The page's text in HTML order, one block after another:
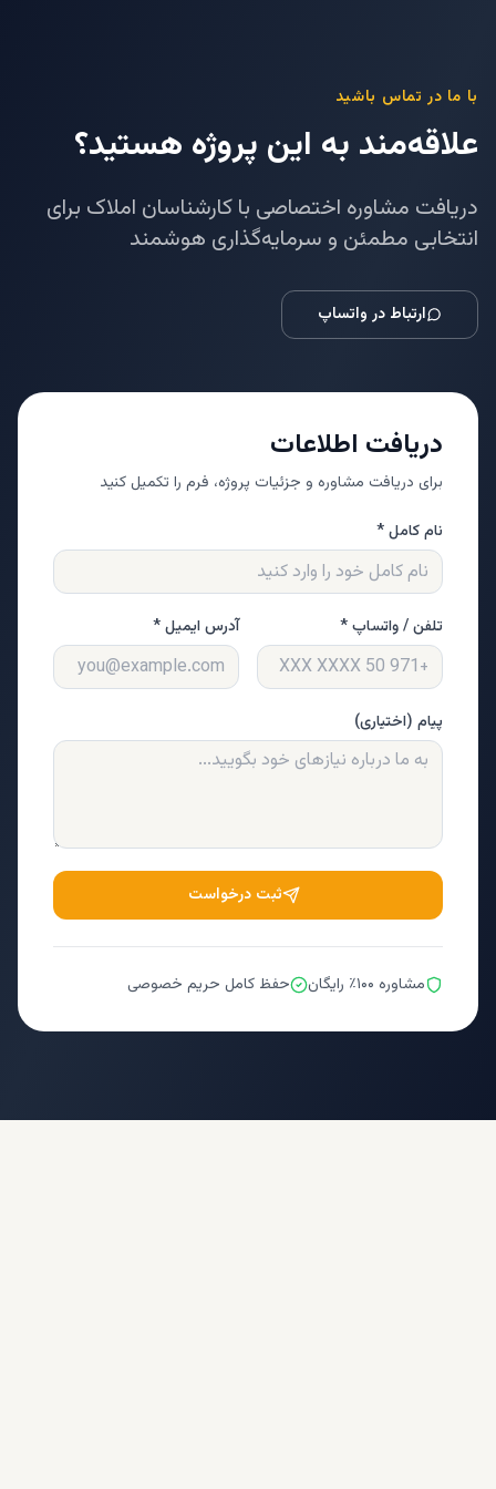
با ما در تماس باشید
علاقه‌مند به این پروژه هستید؟
دریافت مشاوره اختصاصی با کارشناسان املاک برای
انتخابی مطمئن و سرمایه‌گذاری هوشمند
ارتباط در واتساپ
دریافت اطلاعات
برای دریافت مشاوره و جزئیات پروژه، فرم را تکمیل کنید
نام کامل *
تلفن / واتساپ * آدرس ایمیل *
پیام (اختیاری)
ثبت درخواست
مشاوره ۱۰۰٪ رایگان حفظ کامل حریم خصوصی